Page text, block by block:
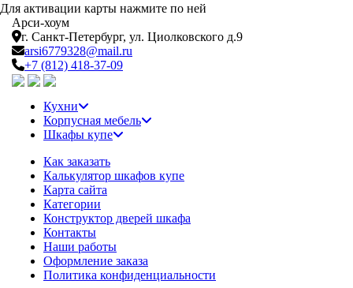
Для активации карты нажмите по ней
Арси-хоум
г. Санкт-Петербург, ул. Циолковского д.9
arsi6779328@mail.ru
+7 (812) 418-37-09
Кухни
Корпусная мебель
Шкафы купе
Как заказать
Калькулятор шкафов купе
Карта сайта
Категории
Конструктор дверей шкафа
Контакты
Наши работы
Оформление заказа
Политика конфиденциальности